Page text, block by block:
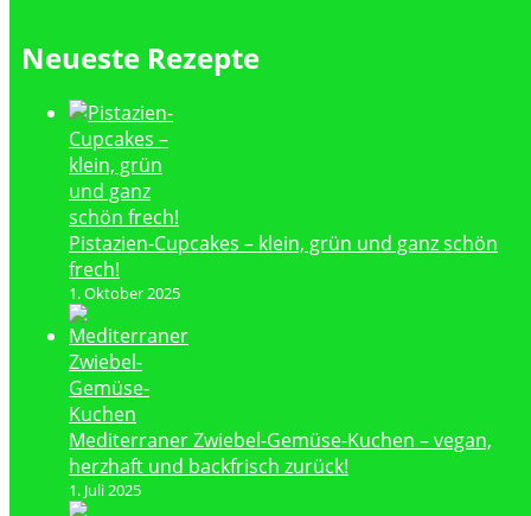
Neueste Rezepte
Pistazien-Cupcakes – klein, grün und ganz schön
frech!
1. Oktober 2025
Mediterraner Zwiebel-Gemüse-Kuchen – vegan,
herzhaft und backfrisch zurück!
1. Juli 2025